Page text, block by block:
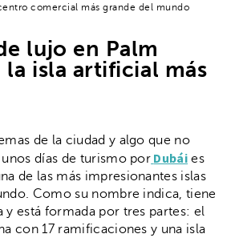
comercial más grande del mundo
lujo en Palm
isla artificial más
de la ciudad y algo que no
días de turismo por Dubái es
de las más impresionantes islas
Como su nombre indica, tiene
y está formada por tres partes: el
con 17 ramificaciones y una isla